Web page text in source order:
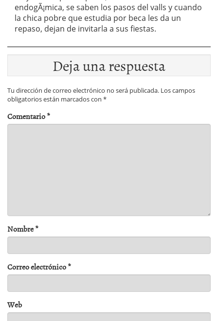
endogÃ¡mica, se saben los pasos del valls y cuando
la chica pobre que estudia por beca les da un
repaso, dejan de invitarla a sus fiestas.
Deja una respuesta
Tu dirección de correo electrónico no será publicada. Los campos
obligatorios están marcados con *
Comentario*
Nombre*
Correo electrónico*
Web